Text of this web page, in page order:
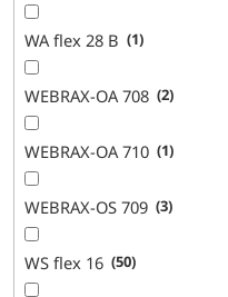
WA flex 28 B 1
WEBRAX-OA 708 2
WEBRAX-OA 710 1
WEBRAX-OS 709 3
WS flex 16 50